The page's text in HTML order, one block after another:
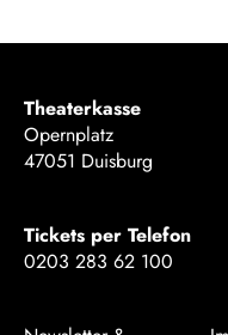
Theaterkasse
Opernplatz
47051 Duisburg
Tickets per Telefon
0203 283 62 100